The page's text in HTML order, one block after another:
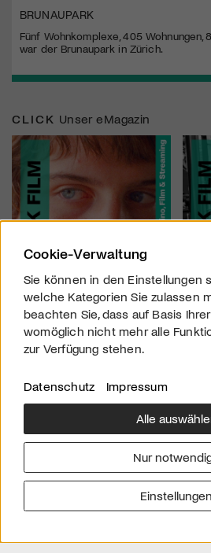
BRUNAUPARK
Fünf Wohnkomplexe, 405 Wohnungen,
war der Brunaupark in Zürich.
CLICK Unser eMagazin
Über uns
Downloads
Werben
Cookie-Verwaltung
Sie können in den Einstellungen
welche Kategorien Sie zulassen
beachten Sie, dass auf Basis
womöglich nicht mehr alle
zur Verfügung stehen.
Datenschutz Impressum
Alle
Nur
Einstellungen